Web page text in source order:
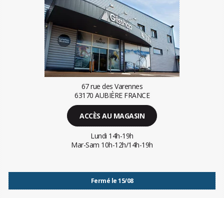
67 rue des Varennes
63170 AUBIÈRE FRANCE
ACCÈS AU MAGASIN
Lundi 14h-19h
Mar-Sam 10h-12h/14h-19h
Fermé le 15/08